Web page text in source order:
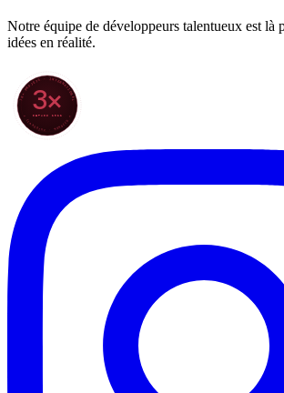
Notre équipe de développeurs talentueux est là
idées en réalité.
70+ PROJETS · INTERNATIONAL
★ CLARODIGI · MOROCCO ★
3×
DEPUIS 2022